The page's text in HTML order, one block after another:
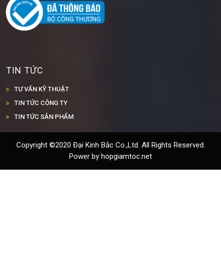
TIN TỨC
TƯ VẤN KỸ THUẬT
TIN TỨC CÔNG TY
TIN TỨC SẢN PHẨM
Copyright ©2020 Đại Kinh Bắc Co.,Ltd. All Rights Reserved.
Power by hopgiamtoc.net